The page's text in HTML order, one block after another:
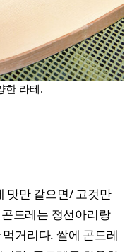
한 라테.
맛만 같으면/ 고것만
드레는 정선아리랑
거리다. 쌀에 곤드레